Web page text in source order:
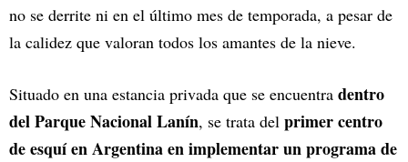
no se derrite ni en el último mes de temporada, a pesar de
la calidez que valoran todos los amantes de la nieve.
Situado en una estancia privada que se encuentra dentro
del Parque Nacional Lanín, se trata del primer centro
de esquí en Argentina en implementar un programa de